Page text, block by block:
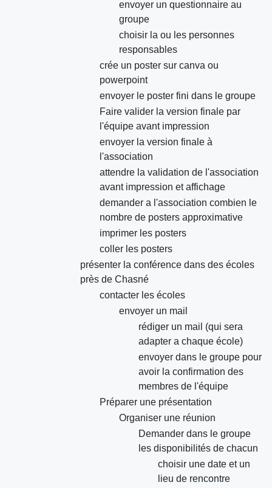
envoyer un questionnaire au
groupe
choisir la ou les personnes
responsables
crée un poster sur canva ou
powerpoint
envoyer le poster fini dans le groupe
Faire valider la version finale par
l'équipe avant impression
envoyer la version finale à
l'association
attendre la validation de l'association
avant impression et affichage
demander a l'association combien le
nombre de posters approximative
imprimer les posters
coller les posters
présenter la conférence dans des écoles
près de Chasné
contacter les écoles
envoyer un mail
rédiger un mail (qui sera
adapter a chaque école)
envoyer dans le groupe pour
avoir la confirmation des
membres de l'équipe
Préparer une présentation
Organiser une réunion
Demander dans le groupe
les disponibilités de chacun
choisir une date et un
lieu de rencontre